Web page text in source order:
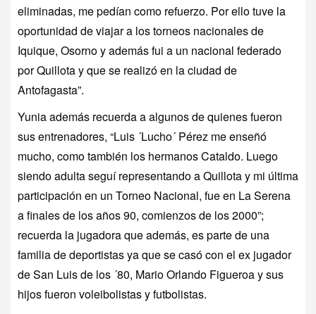
eliminadas, me pedían como refuerzo. Por ello tuve la
oportunidad de viajar a los torneos nacionales de
Iquique, Osorno y además fui a un nacional federado
por Quillota y que se realizó en la ciudad de
Antofagasta”.
Yunia además recuerda a algunos de quienes fueron
sus entrenadores, “Luis ´Lucho´ Pérez me enseñó
mucho, como también los hermanos Cataldo. Luego
siendo adulta seguí representando a Quillota y mi última
participación en un Torneo Nacional, fue en La Serena
a finales de los años 90, comienzos de los 2000”;
recuerda la jugadora que además, es parte de una
familia de deportistas ya que se casó con el ex jugador
de San Luis de los ´80, Mario Orlando Figueroa y sus
hijos fueron voleibolistas y futbolistas.